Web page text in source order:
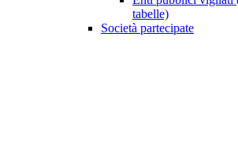
tabelle)
Società partecipate